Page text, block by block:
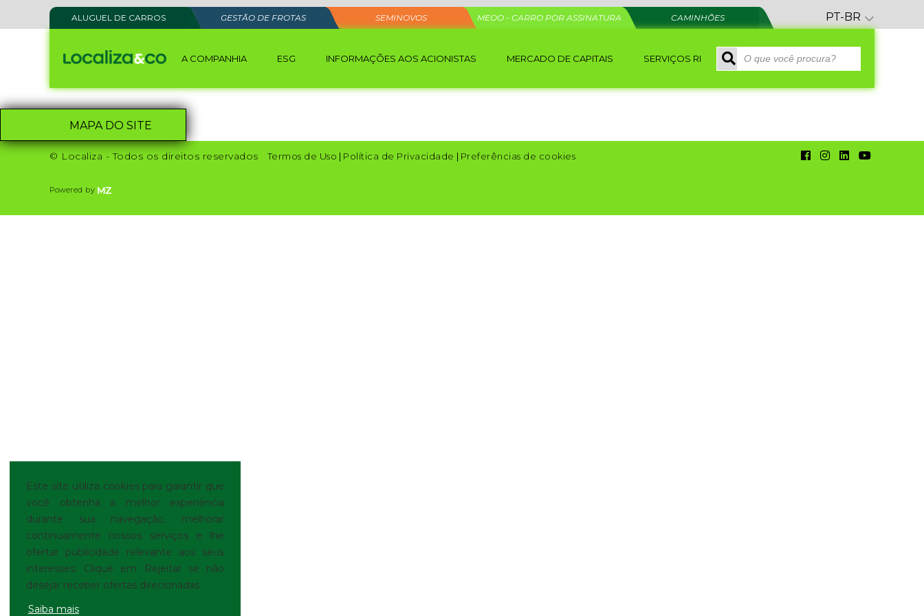
Este site utiliza cookies para garantir que
você obtenha a melhor experiência
durante sua navegação, melhorar
continuamente nossos serviços e lhe
ofertar publicidade relevante aos seus
interesses. Clique em Rejeitar se não
desejar receber ofertas direcionadas.
Saiba mais
ALUGUEL DE CARROS GESTÃO DE FROTAS SEMINOVOS MEOO - CARRO POR ASSINATURA CAMINHÕES PT-BR
A COMPANHIA ESG INFORMAÇÕES AOS ACIONISTAS MERCADO DE CAPITAIS SERVIÇOS RI
MAPA DO SITE
© Localiza - Todos os direitos reservados Termos de Uso | Política de Privacidade | Preferências de cookies
Powered by